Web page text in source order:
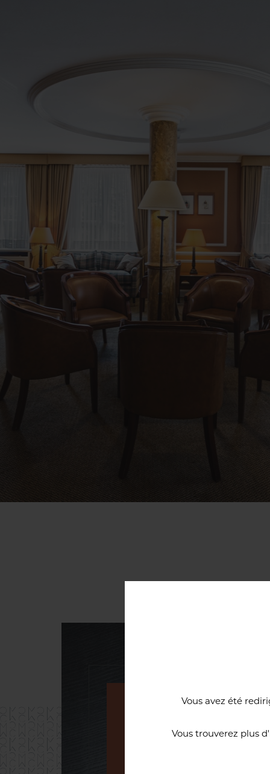
Vous avez été
Vous trouverez plus
Une cave à